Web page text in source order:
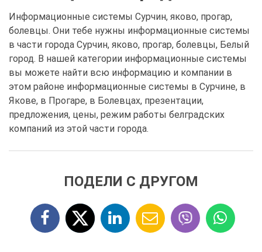
Информационные системы Сурчин, яково, прогар,
болевцы. Они тебе нужны информационные системы
в части города Сурчин, яково, прогар, болевцы, Белый
город. В нашей категории информационные системы
вы можете найти всю информацию и компании в
этом районе информационные системы в Сурчине, в
Якове, в Прогаре, в Болевцах, презентации,
предложения, цены, режим работы белградских
компаний из этой части города.
ПОДЕЛИ С ДРУГОМ